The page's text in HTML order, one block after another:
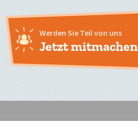
Werden Sie Teil von uns
Jetzt mitmachen